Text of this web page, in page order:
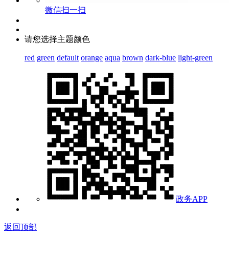
微信扫一扫
请您选择主题颜色
red green default orange aqua brown dark-blue light-green
政务APP
返回顶部